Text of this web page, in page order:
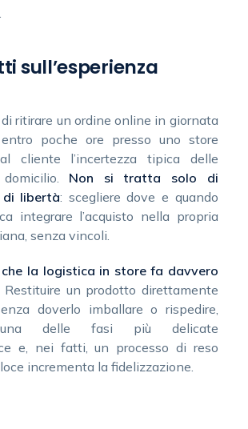
sull’esperienza
ritirare un ordine online in giornata
poche ore presso uno store
cliente l’incertezza tipica delle
Non si tratta solo di
libertà: scegliere dove e quando
integrare l’acquisto nella propria
senza vincoli.
che la logistica in store fa davvero
. Restituire un prodotto direttamente
doverlo imballare o rispedire,
una delle fasi più delicate
e, nei fatti, un processo di reso
incrementa la fidelizzazione.